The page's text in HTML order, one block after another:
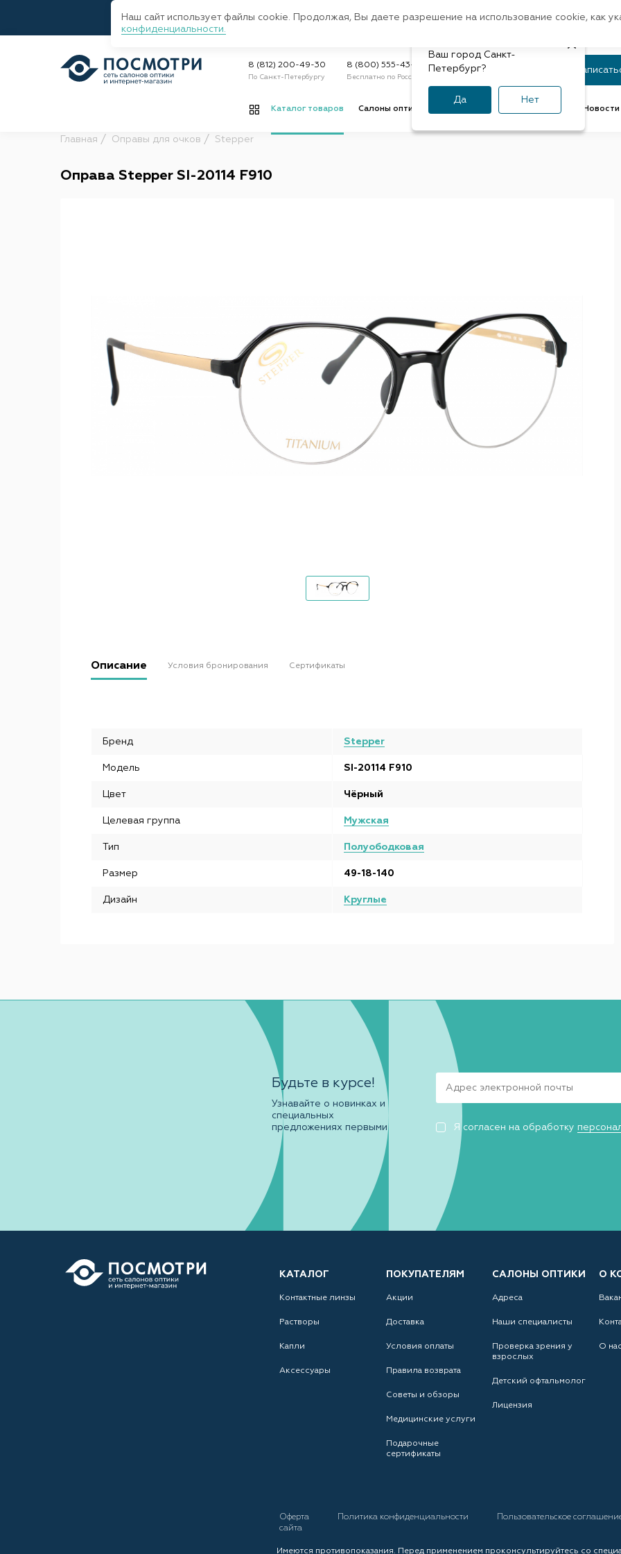
Регион:Санкт-Петербург Быстрая
8 (812) 200-49-30
По Санкт-Петербургу
8 (800) 555-43-47
Бесплатно по России
Статус заказа
Каталог товаров Салоны оптики Новости
Главная Оправы для очков Stepper
Оправа Stepper SI-20114 F910
Описание Условия бронирования Сертификаты
Бренд Stepper
Модель SI-20114 F910
Цвет Чёрный
Целевая группа Мужская
Тип Полуободковая
Размер 49-18-140
Дизайн Круглые
Будьте в курсе!
Узнавайте о новинках и
специальных
предложениях первыми
Я согласен на обработку
КАТАЛОГ
Контактные линзы
Растворы
Капли
Аксессуары
ПОКУПАТЕЛЯМ
Акции
Доставка
Условия оплаты
Правила возврата
Советы и обзоры
Медицинские услуги
Подарочные
сертификаты
САЛОНЫ ОПТИКИ
Адреса
Наши специалисты
Проверка зрения у
взрослых
Детский офтальмолог
Лицензия
О
О нас
Оферта Политика конфиденциальности Пользовательское
сайта
Имеются противопоказания. Перед применением проконсультируйтесь со
Ваш город Санкт-
Петербург?
Да Нет
Наш сайт использует файлы cookie. Продолжая, Вы даете разрешение на использование cookie, как
конфиденциальности.